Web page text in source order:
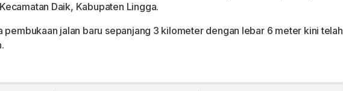
Daik, Kabupaten Lingga.
pembukaan jalan baru sepanjang 3 kilometer dengan lebar 6 meter kini telah